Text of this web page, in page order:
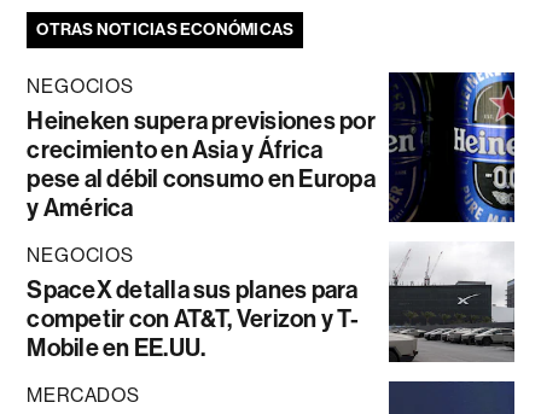
OTRAS NOTICIAS ECONÓMICAS
NEGOCIOS
Heineken supera previsiones por
crecimiento en Asia y África
pese al débil consumo en Europa
y América
NEGOCIOS
SpaceX detalla sus planes para
competir con AT&T, Verizon y T-
Mobile en EE.UU.
MERCADOS